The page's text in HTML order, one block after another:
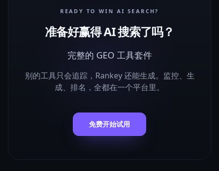
READY TO WIN AI SEARCH?
准备好赢得 AI 搜索了吗？
完整的 GEO 工具套件
别的工具只会追踪，Rankey 还能生成。监控、生
成、排名，全都在一个平台里。
免费开始试用